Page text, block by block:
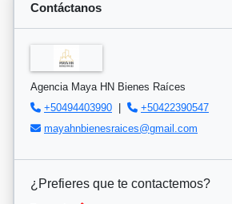
Contáctanos
Agencia Maya HN Bienes Raíces
+50494403990 |
+50422390547
mayahnbienesraices@gmail.com
¿Prefieres que te contactemos?